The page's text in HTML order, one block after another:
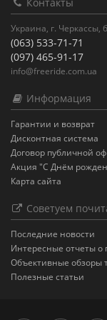
Украина, г. Черкассы,
(063) 533-71-71
(097) 465-91-17
info@freeride.com.ua
Информация
Гарантии и возврат
Дисконтная система
Договор публичной
Акция "С Днём
Карта сайта
Советуем
Последние новости
Интересные отчеты о
Объективные обзоры
Полезные статьи